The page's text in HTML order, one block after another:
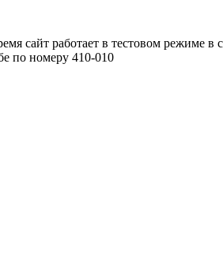
работает в тестовом режиме в
по номеру 410-010